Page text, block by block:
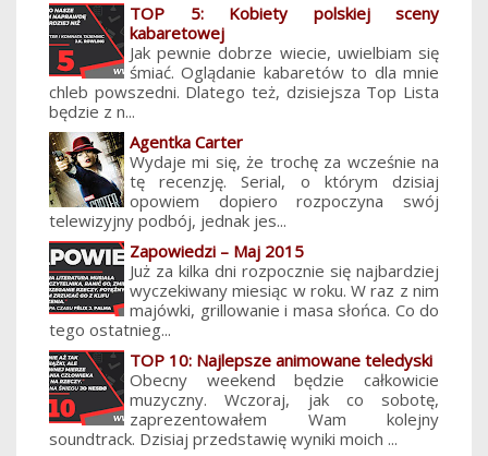
TOP 5: Kobiety polskiej sceny
kabaretowej
Jak pewnie dobrze wiecie, uwielbiam się
śmiać. Oglądanie kabaretów to dla mnie
chleb powszedni. Dlatego też, dzisiejsza Top Lista
będzie z n...
Agentka Carter
Wydaje mi się, że trochę za wcześnie na
tę recenzję. Serial, o którym dzisiaj
opowiem dopiero rozpoczyna swój
telewizyjny podbój, jednak jes...
Zapowiedzi – Maj 2015
Już za kilka dni rozpocznie się najbardziej
wyczekiwany miesiąc w roku. W raz z nim
majówki, grillowanie i masa słońca. Co do
tego ostatnieg...
TOP 10: Najlepsze animowane teledyski
Obecny weekend będzie całkowicie
muzyczny. Wczoraj, jak co sobotę,
zaprezentowałem Wam kolejny
soundtrack. Dzisiaj przedstawię wyniki moich ...